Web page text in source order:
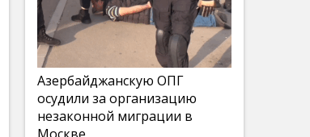
Азербайджанскую ОПГ
осудили за организацию
незаконной миграции в